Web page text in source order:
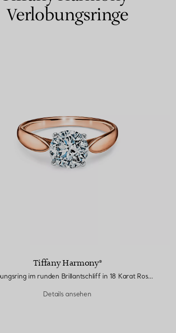
Verlobungsringe
Tiffany Harmony®
Verlobungsring im runden Brillantschliff in 18 Karat Roségold
Details ansehen